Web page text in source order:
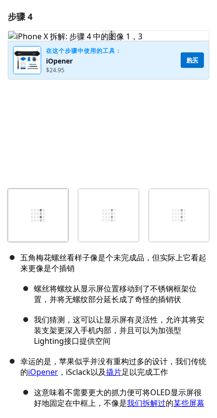
添加评论
步骤 4
在这个步骤中使用的工具：
iOpener
$24.95
购买
五角梅花螺丝看样子像是个未完成品，但实际上它看起
来更像是个插销
螺丝将螺纹从显示屏位置移动到了不锈钢框架位
置，并将无螺纹部分延长成了奇怪的插销状
我们猜测，这可以让显示屏有灵活性，允许其将安
装支架更深入手机内部，并且可以为加强型
Lighting接口提供空间
幸运的是，苹果似乎并没有重构过多的设计，我们传统
的iOpener ，iSclack以及撬片足以完成工作
这意味着不需要更大的抓力便可将OLED显示屏很
好地固定在中框上，不像是我们拆解过的某些屏幕